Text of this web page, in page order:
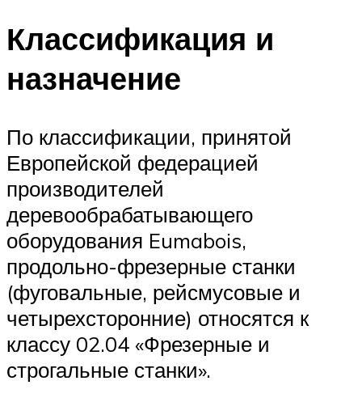
Классификация и
назначение
По классификации, принятой
Европейской федерацией
производителей
деревообрабатывающего
оборудования Eumabois,
продольно-фрезерные станки
(фуговальные, рейсмусовые и
четырехсторонние) относятся к
классу 02.04 «Фрезерные и
строгальные станки».